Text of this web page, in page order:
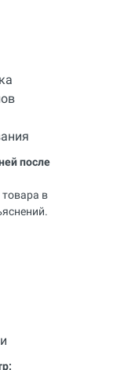
после
в